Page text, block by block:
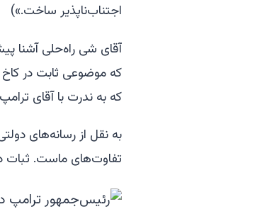
اجتناب‌ناپذیر ساخت.»)
که موضوعی ثابت در
که به ندرت با آقای
به نقل از رسانه‌های
تفاوت‌های ماست. ثبات